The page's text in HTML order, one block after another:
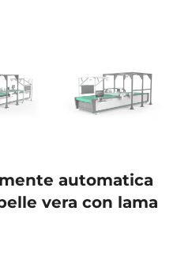
automatica
vera con lama